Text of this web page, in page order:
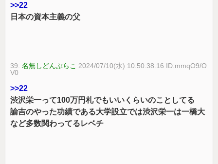
>>22
日本の資本主義の父
39:名無しどんぶらこ 2024/07/10(水) 10:50:38.16 ID:mmqO9/O
V0
>>22
渋沢栄一って100万円札でもいいくらいのことしてる
諭吉のやった功績である大学設立では渋沢栄一は一橋大
など多数関わってるレベチ